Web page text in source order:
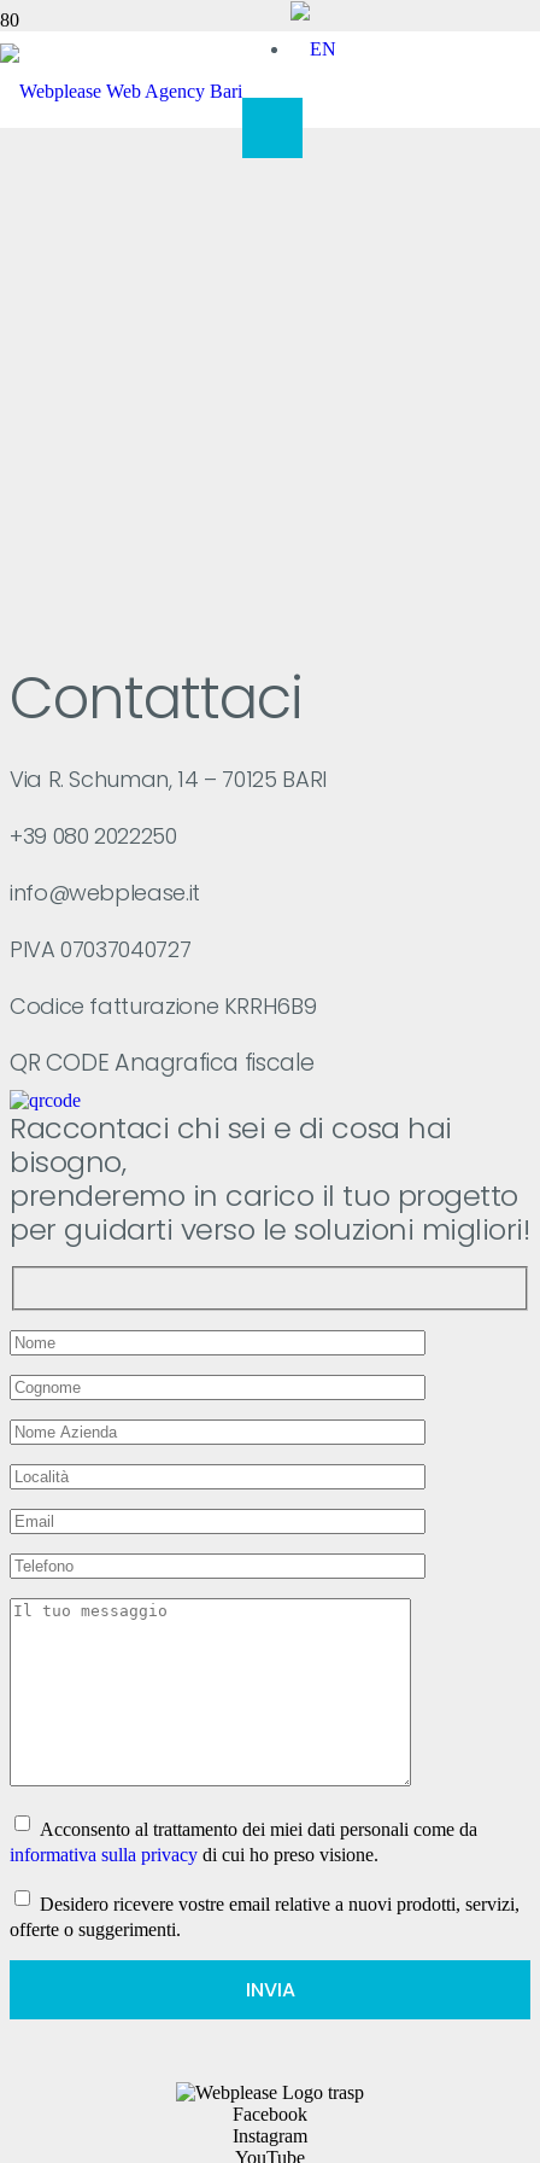
Contattaci
Via R. Schuman, 14 – 70125 BARI
+39 080 2022250
info@webplease.it
PIVA 07037040727
Codice fatturazione KRRH6B9
QR CODE Anagrafica fiscale
Raccontaci chi sei e di cosa hai
bisogno,
prenderemo in carico il tuo progetto
per guidarti verso le soluzioni migliori!
Acconsento al trattamento dei miei dati personali come da
informativa sulla privacy di cui ho preso visione.
Desidero ricevere vostre email relative a nuovi prodotti, servizi,
offerte o suggerimenti.
Facebook
Instagram
YouTube